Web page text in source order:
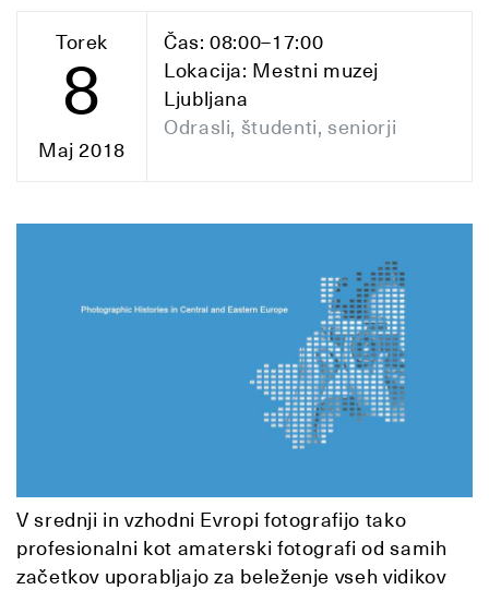
Torek
8
Maj 2018
Čas: 08:00–17:00
Lokacija: Mestni muzej
Ljubljana
Odrasli, študenti, seniorji
V srednji in vzhodni Evropi fotografijo tako
profesionalni kot amaterski fotografi od samih
začetkov uporabljajo za beleženje vseh vidikov